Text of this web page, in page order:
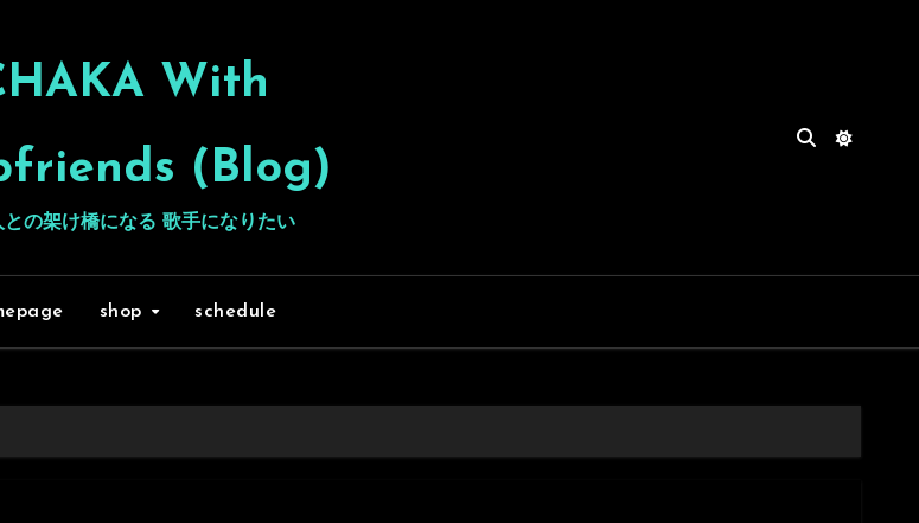
With
(Blog)
との架け橋になる 歌手になりたい
shop schedule